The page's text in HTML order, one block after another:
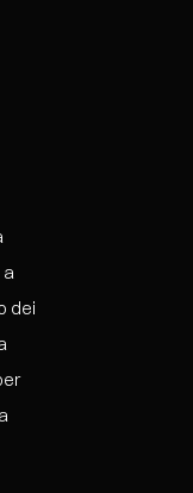
a
dei